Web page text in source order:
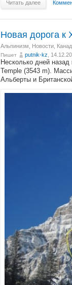
Читать далее
Новая дорога к
Альпинизм Новости
Пишет putnik-kz ,
Несколько дней
Temple (3543 m).
Альберты и